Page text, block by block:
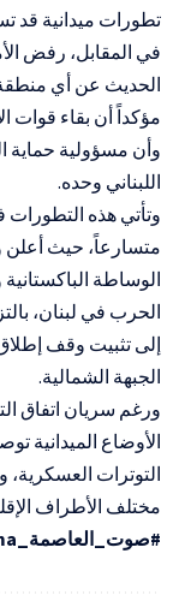
تطورات ميدانية قد
في المقابل، رفض
الحديث عن أي منطقة
مؤكداً أن بقاء قوات
وأن مسؤولية حماية
اللبناني وحده.
وتأتي هذه
متسارعاً، حيث أعلن
الوساطة
الحرب في لبنان،
إلى تثبيت وقف
الجبهة الشمالية.
ورغم سريان اتفاق
الأوضاع الميدانية
التوترات العسكرية،
مختلف الأطراف
#صوت_العاصمة_Sawt_AL_Asema